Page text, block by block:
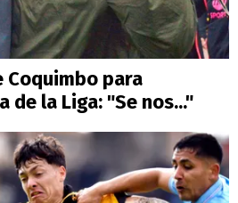
Coquimbo para
de la Liga: "Se nos..."